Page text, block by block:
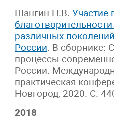
Шангин Н.В. Участие
различных
России. В сборнике:
процессы
России.
практическая
Новгород, 2020. С.
2018